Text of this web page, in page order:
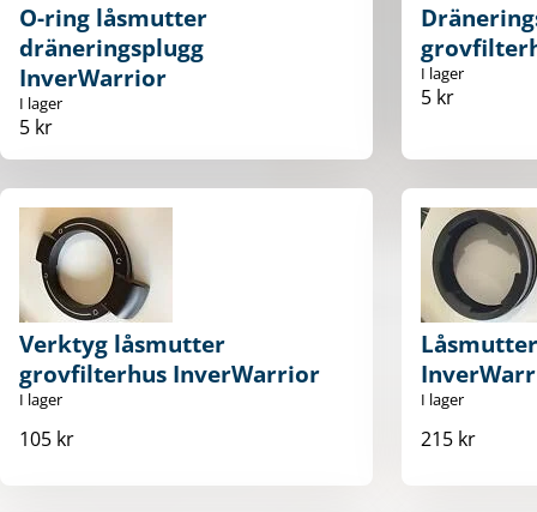
O-ring låsmutter
dräneringsplugg
InverWarrior
I lager
5 kr
I lager
5 kr
Verktyg låsmutter
grovfilterhus InverWarrior
I lager
105 kr
I lager
215 kr